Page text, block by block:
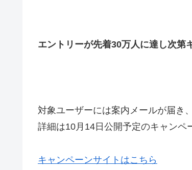
エントリーが先着30万人に達し次第
対象ユーザーには案内メールが届き
詳細は10月14日公開予定のキャンペ
キャンペーンサイトはこちら